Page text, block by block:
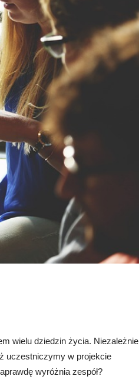
wielu dziedzin życia. Niezależnie
uczestniczymy w projekcie
wyróżnia zespół?